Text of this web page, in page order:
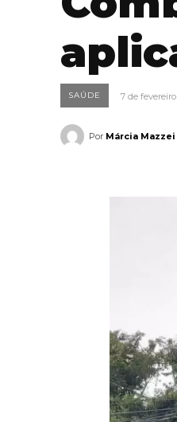
SAÚDE 7 de
Por Márcia Mazzei